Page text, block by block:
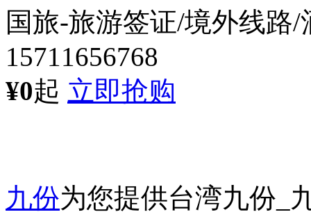
国旅-旅游签证/境外线路
15711656768
¥0起 立即抢购
九份为您提供台湾九份_